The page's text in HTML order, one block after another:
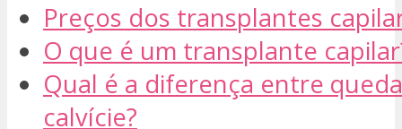
Preços dos transplantes
O que é um transplante
Qual é a diferença entre
calvície?